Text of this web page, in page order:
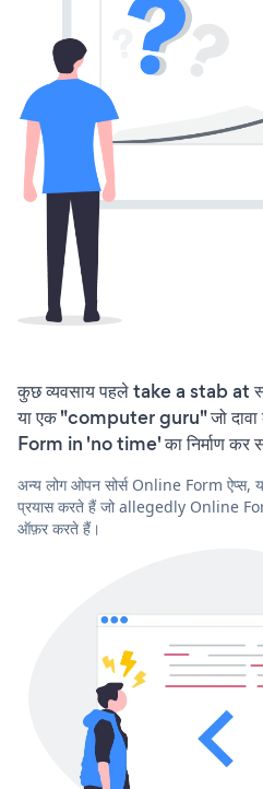
कुछ व्यवसाय पहले take a stab
या एक "computer guru" जो
Form in 'no time' का निर्माण कर
अन्य लोग ओपन सोर्स Online Form
प्रयास करते हैं जो allegedly Online
ऑफ़र करते हैं।